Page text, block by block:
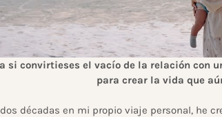
si convirtieses el vacío de la relación con
para crear la vida que
décadas en mi propio viaje personal, he